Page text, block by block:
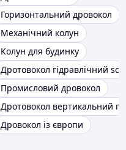
Горизонтальний дровокол
Механічний колун
Колун для будинку
Дротовокол гідравлічний
Промисловий дровокол
Дротовокол вертикальний
Дровокол із європи